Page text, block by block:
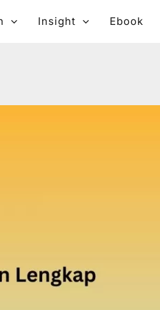
Insight Ebook